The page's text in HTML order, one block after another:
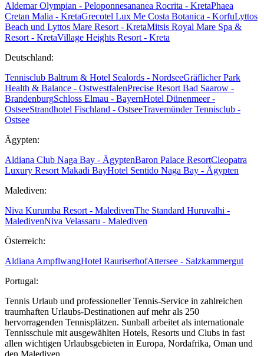
Aldemar Olympian - Peloponnesananea Rocrita - KretaPhaea
Cretan Malia - KretaGrecotel Lux Me Costa Botanica - KorfuLyttos
Beach und Lyttos Mare Resort - KretaMitsis Royal Mare Spa &
Resort - KretaVillage Heights Resort - Kreta
Deutschland:
Tennisclub Baltrum & Hotel Sealords - NordseeGräflicher Park
Health & Balance - OstwestfalenPrecise Resort Bad Saarow -
BrandenburgSchloss Elmau - BayernHotel Dünenmeer -
OstseeStrandhotel Fischland - OstseeTravemünder Tennisclub -
Ostsee
Ägypten:
Aldiana Club Naga Bay - ÄgyptenBaron Palace ResortCleopatra
Luxury Resort Makadi BayHotel Sentido Naga Bay - Ägypten
Malediven:
Niva Kurumba Resort - MaledivenThe Standard Huruvalhi -
MaledivenNiva Velassaru - Malediven
Österreich:
Aldiana AmpflwangHotel RauriserhofAttersee - Salzkammergut
Portugal:
Tennis Urlaub und professioneller Tennis-Service in zahlreichen
traumhaften Urlaubs-Destinationen auf mehr als 250
hervorragenden Tennisplätzen. Sunball arbeitet als internationale
Tennisschule mit ausgewählten Hotels, Resorts und Clubs in fast
allen wichtigen Urlaubsgebieten in Europa, Nordafrika, Oman und